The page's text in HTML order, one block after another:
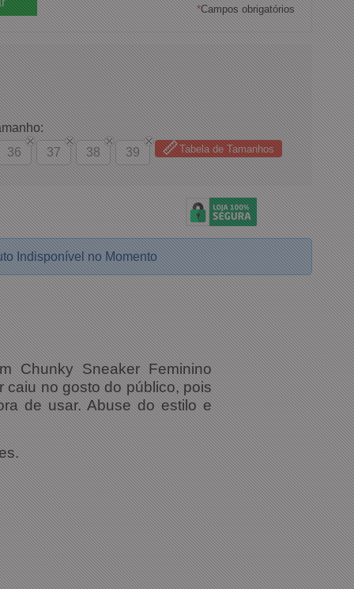
*Campos obrigatórios
36 37 38 39 Tabela de Tamanhos
Indisponível no Momento
Chunky Sneaker Feminino
caiu no gosto do público, pois
de usar. Abuse do estilo e